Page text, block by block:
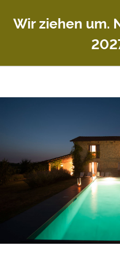
Inhalt
springen
Wir ziehen um.